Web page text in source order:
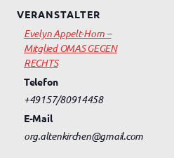
VERANSTALTER
Evelyn Appelt-Horn –
Mitglied OMAS GEGEN
RECHTS
Telefon
+49157/80914458
E-Mail
org.altenkirchen@gmail.com